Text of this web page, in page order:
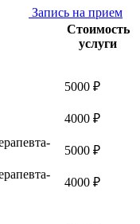
Запись на прием
Стоимость
услуги
5000 ₽
4000 ₽
5000 ₽
4000 ₽